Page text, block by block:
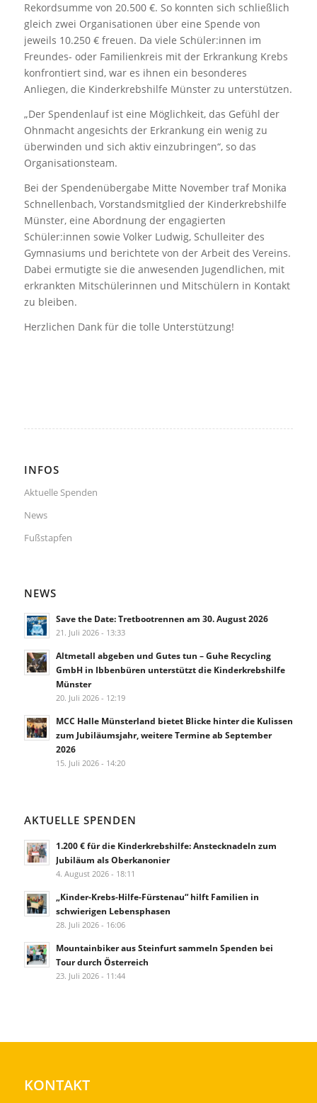
Rekordsumme von 20.500 €. So konnten sich schließlich
gleich zwei Organisationen über eine Spende von
jeweils 10.250 € freuen. Da viele Schüler:innen im
Freundes- oder Familienkreis mit der Erkrankung Krebs
konfrontiert sind, war es ihnen ein besonderes
Anliegen, die Kinderkrebshilfe Münster zu unterstützen.
„Der Spendenlauf ist eine Möglichkeit, das Gefühl der
Ohnmacht angesichts der Erkrankung ein wenig zu
überwinden und sich aktiv einzubringen“, so das
Organisationsteam.
Bei der Spendenübergabe Mitte November traf Monika
Schnellenbach, Vorstandsmitglied der Kinderkrebshilfe
Münster, eine Abordnung der engagierten
Schüler:innen sowie Volker Ludwig, Schulleiter des
Gymnasiums und berichtete von der Arbeit des Vereins.
Dabei ermutigte sie die anwesenden Jugendlichen, mit
erkrankten Mitschülerinnen und Mitschülern in Kontakt
zu bleiben.
Herzlichen Dank für die tolle Unterstützung!
INFOS
Aktuelle Spenden
News
Fußstapfen
NEWS
Save the Date: Tretbootrennen am 30. August 2026
21. Juli 2026 - 13:33
Altmetall abgeben und Gutes tun – Guhe Recycling
GmbH in Ibbenbüren unterstützt die Kinderkrebshilfe
Münster
20. Juli 2026 - 12:19
MCC Halle Münsterland bietet Blicke hinter die Kulissen
zum Jubiläumsjahr, weitere Termine ab September
2026
15. Juli 2026 - 14:20
AKTUELLE SPENDEN
1.200 € für die Kinderkrebshilfe: Anstecknadeln zum
Jubiläum als Oberkanonier
4. August 2026 - 18:11
„Kinder-Krebs-Hilfe-Fürstenau“ hilft Familien in
schwierigen Lebensphasen
28. Juli 2026 - 16:06
Mountainbiker aus Steinfurt sammeln Spenden bei
Tour durch Österreich
23. Juli 2026 - 11:44
KONTAKT